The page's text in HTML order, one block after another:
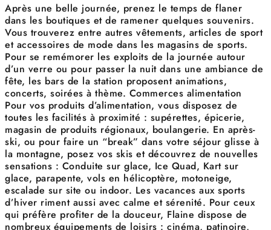
Après une belle journée, prenez le temps de flaner
dans les boutiques et de ramener quelques souvenirs.
Vous trouverez entre autres vêtements, articles de sport
et accessoires de mode dans les magasins de sports.
Pour se remémorer les exploits de la journée autour
d’un verre ou pour passer la nuit dans une ambiance de
fête, les bars de la station proposent animations,
concerts, soirées à thème. Commerces alimentation
Pour vos produits d’alimentation, vous disposez de
toutes les facilités à proximité : supérettes, épicerie,
magasin de produits régionaux, boulangerie. En après-
ski, ou pour faire un “break” dans votre séjour glisse à
la montagne, posez vos skis et découvrez de nouvelles
sensations : Conduite sur glace, Ice Quad, Kart sur
glace, parapente, vols en hélicoptère, motoneige,
escalade sur site ou indoor. Les vacances aux sports
d’hiver riment aussi avec calme et sérenité. Pour ceux
qui préfère profiter de la douceur, Flaine dispose de
nombreux équipements de loisirs : cinéma, patinoire,